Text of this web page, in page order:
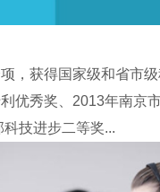
，获得国家级和省市级
优秀奖、2013年南京
技进步二等奖...